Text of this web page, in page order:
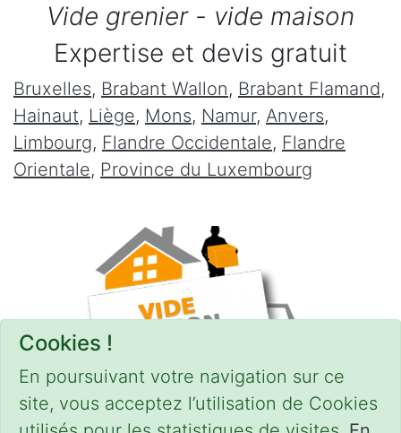
Cookies !
En poursuivant votre navigation sur ce
site, vous acceptez l’utilisation de Cookies
Vide grenier - vide maison
Expertise et devis gratuit
Bruxelles, Brabant Wallon, Brabant Flamand,
Hainaut, Liège, Mons, Namur, Anvers,
Limbourg, Flandre Occidentale, Flandre
Orientale, Province du Luxembourg